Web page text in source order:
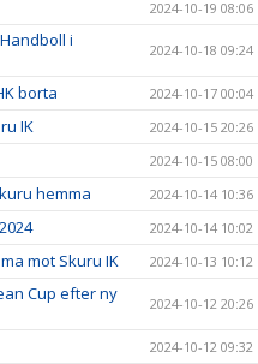
2024-10-19 08:06
i
2024-10-18 09:24
borta 2024-10-17 00:04
IK 2024-10-15 20:26
2024-10-15 08:00
hemma 2024-10-14 10:36
2024-10-14 10:02
mot Skuru IK 2024-10-13 10:12
Cup efter ny
2024-10-12 20:26
2024-10-12 09:32